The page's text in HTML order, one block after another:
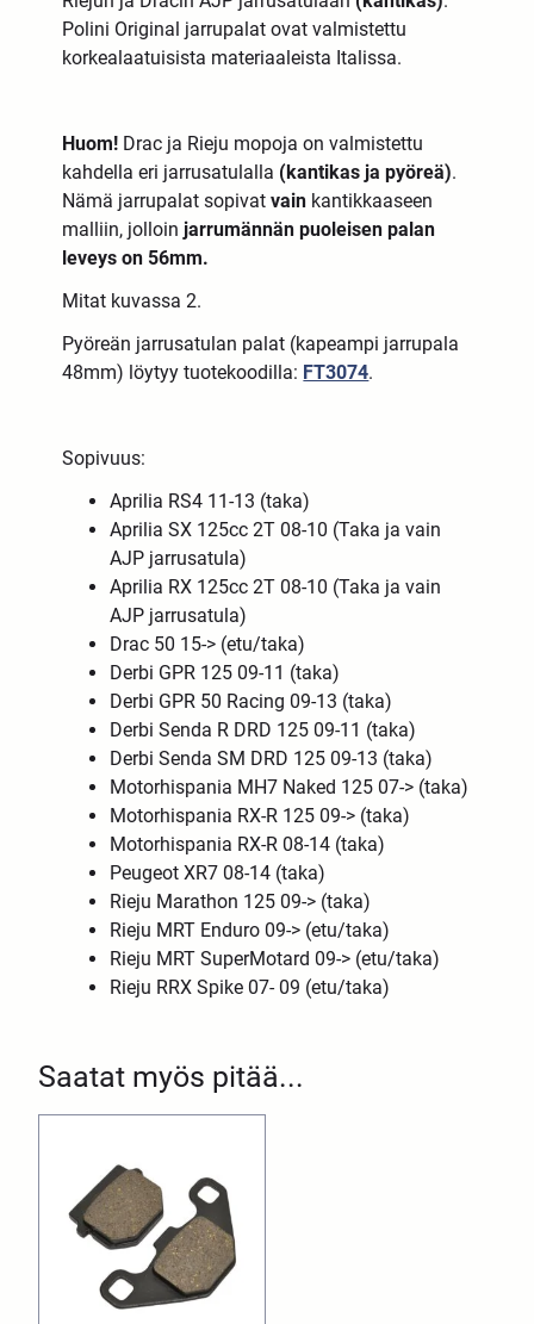
Saatat myös pitää...
Polini Original jarrupalat ovat valmistettu
korkealaatuisista materiaaleista Italissa.
Huom! Drac ja Rieju mopoja on valmistettu
kahdella eri jarrusatulalla (kantikas ja pyöreä).
Nämä jarrupalat sopivatvain kantikkaaseen
malliin, jolloinjarrumännän puoleisen palan
leveys on 56mm.
Mitat kuvassa 2.
Pyöreän jarrusatulan palat (kapeampi jarrupala
48mm) löytyy tuotekoodilla: FT3074.
Sopivuus:
Aprilia RS4 11-13 (taka)
Aprilia SX 125cc 2T 08-10 (Taka ja vain
AJP jarrusatula)
Aprilia RX 125cc 2T 08-10 (Taka ja vain
AJP jarrusatula)
Drac 50 15-> (etu/taka)
Derbi GPR 125 09-11 (taka)
Derbi GPR 50 Racing 09-13 (taka)
Derbi Senda R DRD 125 09-11 (taka)
Derbi Senda SM DRD 125 09-13 (taka)
Motorhispania MH7 Naked 125 07-> (taka)
Motorhispania RX-R 125 09-> (taka)
Motorhispania RX-R 08-14 (taka)
Peugeot XR7 08-14 (taka)
Rieju Marathon 125 09-> (taka)
Rieju MRT Enduro 09-> (etu/taka)
Rieju MRT SuperMotard 09-> (etu/taka)
Rieju RRX Spike 07- 09 (etu/taka)